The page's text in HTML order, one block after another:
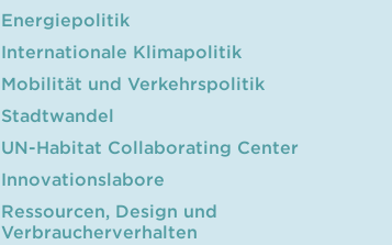
Energiepolitik
Internationale Klimapolitik
Mobilität und Verkehrspolitik
Stadtwandel
UN-Habitat Collaborating Center
Innovationslabore
Ressourcen, Design und
Verbraucherverhalten